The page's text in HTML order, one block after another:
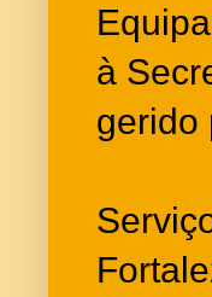
à
gerido